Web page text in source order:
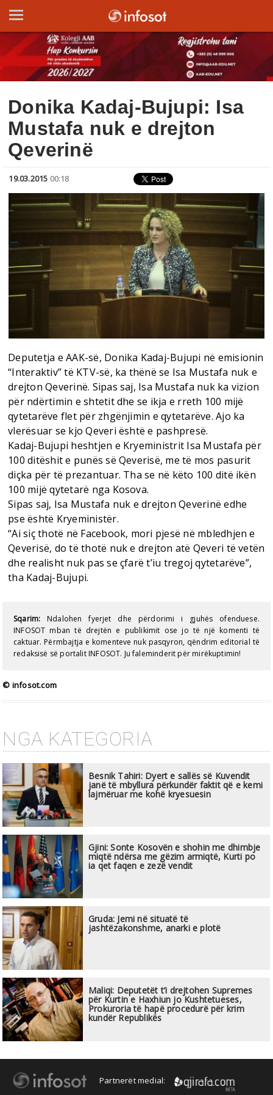
Donika Kadaj-Bujupi: Isa
Mustafa nuk e drejton
Qeverinë
19.03.2015 00:18
Deputetja e AAK-së, Donika Kadaj-Bujupi në emisionin
“Interaktiv” të KTV-së, ka thënë se Isa Mustafa nuk e
drejton Qeverinë. Sipas saj, Isa Mustafa nuk ka vizion
për ndërtimin e shtetit dhe se ikja e rreth 100 mijë
qytetarëve flet për zhgënjimin e qytetarëve. Ajo ka
vlerësuar se kjo Qeveri është e pashpresë.
Kadaj-Bujupi heshtjen e Kryeministrit Isa Mustafa për
100 ditëshit e punës së Qeverisë, me të mos pasurit
diçka për të prezantuar. Tha se në këto 100 ditë ikën
100 mijë qytetarë nga Kosova.
Sipas saj, Isa Mustafa nuk e drejton Qeverinë edhe
pse është Kryeministër.
“Ai siç thotë në Facebook, mori pjesë në mbledhjen e
Qeverisë, do të thotë nuk e drejton atë Qeveri të vetën
dhe realisht nuk pas se çfarë t’iu tregoj qytetarëve”,
tha Kadaj-Bujupi.
Sqarim: Ndalohen fyerjet dhe përdorimi i gjuhës ofenduese.
INFOSOT mban të drejtën e publikimit ose jo të një komenti të
caktuar. Përmbajtja e komenteve nuk pasqyron, qëndrim editorial të
redaksisë së portalit INFOSOT. Ju faleminderit për mirëkuptimin!
© infosot.com
NGA KATEGORIA
Besnik Tahiri: Dyert e sallës së Kuvendit
janë të mbyllura përkundër faktit që e kemi
lajmëruar me kohë kryesuesin
Gjini: Sonte Kosovën e shohin me dhimbje
miqtë ndërsa me gëzim armiqtë, Kurti po
ia qet faqen e zezë vendit
Gruda: Jemi në situatë të
jashtëzakonshme, anarki e plotë
Maliqi: Deputetët t’i drejtohen Supremes
për Kurtin e Haxhiun jo Kushtetueses,
Prokuroria të hapë procedurë për krim
kundër Republikës
Partnerët medial: